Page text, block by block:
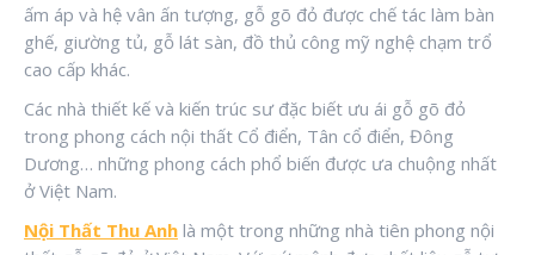
ấm áp và hệ vân ấn tượng, gỗ gõ đỏ được chế tác làm bàn
ghế, giường tủ, gỗ lát sàn, đồ thủ công mỹ nghệ chạm trổ
cao cấp khác.
Các nhà thiết kế và kiến trúc sư đặc biết ưu ái gỗ gõ đỏ
trong phong cách nội thất Cổ điển, Tân cổ điển, Đông
Dương… những phong cách phổ biến được ưa chuộng nhất
ở Việt Nam.
Nội Thất Thu Anh là một trong những nhà tiên phong nội